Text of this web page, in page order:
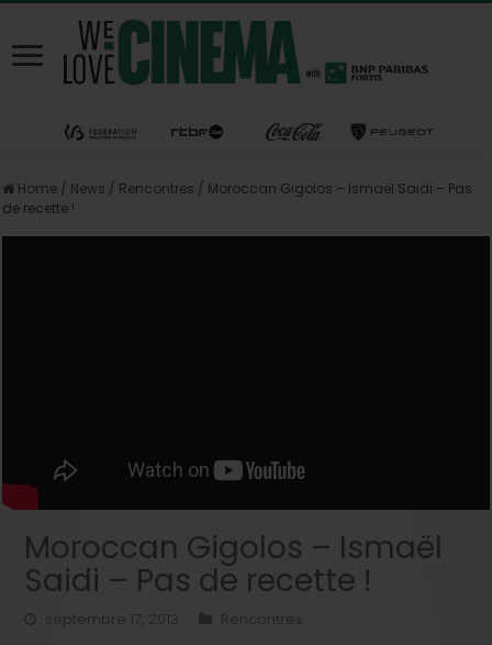
Home / News / Rencontres / Moroccan Gigolos – Ismaël Saidi – Pas
de recette !
Moroccan Gigolos – Ismaël
Saidi – Pas de recette !
septembre 17, 2013
Rencontres